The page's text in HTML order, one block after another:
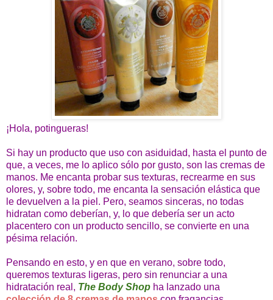
¡Hola, potingueras!
Si hay un producto que uso con asiduidad, hasta el punto de
que, a veces, me lo aplico sólo por gusto, son las cremas de
manos. Me encanta probar sus texturas, recrearme en sus
olores, y, sobre todo, me encanta la sensación elástica que
le devuelven a la piel. Pero, seamos sinceras, no todas
hidratan como deberían, y, lo que debería ser un acto
placentero con un producto sencillo, se convierte en una
pésima relación.
Pensando en esto, y en que en verano, sobre todo,
queremos texturas ligeras, pero sin renunciar a una
hidratación real, The Body Shop ha lanzado una